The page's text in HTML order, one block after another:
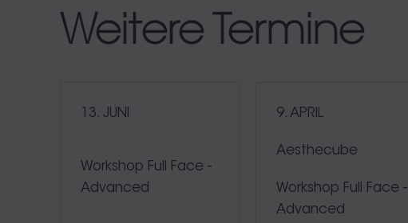
Weitere Termine
13. JUNI
Workshop Full Face -
Advanced
9. APRIL
Aesthecube
Workshop Full Face -
Advanced